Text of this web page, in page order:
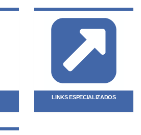
LINKS ESPECIALIZADOS